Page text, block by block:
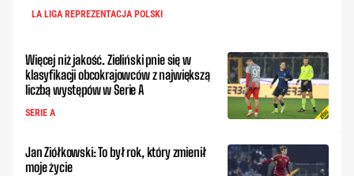
LA LIGA REPREZENTACJA POLSKI
Więcej niż jakość. Zieliński pnie się w
klasyfikacji obcokrajowców z największą
liczbą występów w Serie A
SERIE A
Jan Ziółkowski: To był rok, który zmienił
moje życie